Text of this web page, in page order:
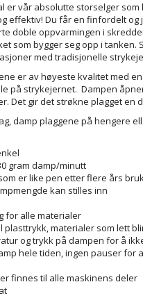
er vår absolutte storselger
effektiv! Du får en finfordelt
doble oppvarmingen i
som bygger seg opp i tanken.
med tradisjonelle
er av høyeste kvalitet med
på strykejernet. Dampen
Det gir det strøkne plagget en
damp plaggene på hengere
gram damp/minutt
er like pen etter flere års
kan stilles inn
for alle materialer
plasttrykk, materialer som lett
og trykk på dampen for å
hele tiden, ingen pauser for
finnes til alle maskinens deler
resultat